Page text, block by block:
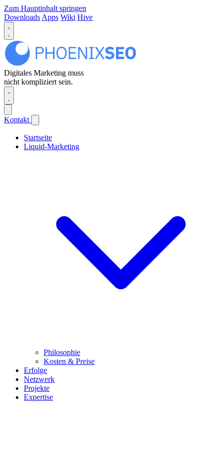
Zum Hauptinhalt springen
Downloads Apps Wiki Hive
Digitales Marketing muss
nicht kompliziert sein.
Kontakt
Startseite
Liquid-Marketing
Philosophie
Kosten & Preise
Erfolge
Netzwerk
Projekte
Expertise